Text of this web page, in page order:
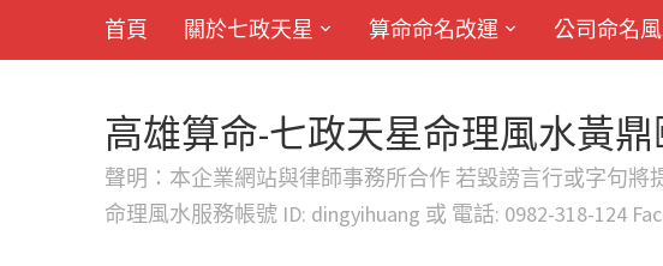
首頁 關於七政天星 算命命名改運 公司命名
高雄算命-七政天星命理風水黃
聲明：本企業網站與律師事務所合作 若毀謗言行或字句將
命理風水服務帳號 ID: dingyihuang 或 電話: 0982-318-124